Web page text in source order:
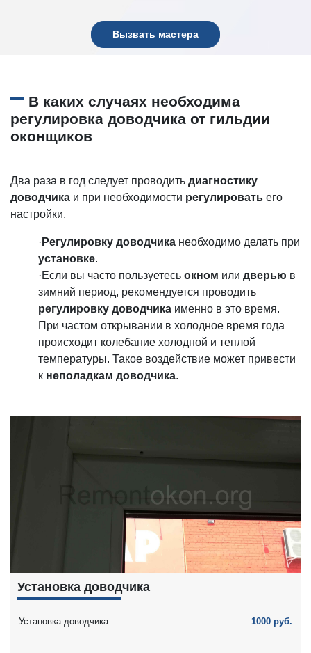
Вызвать мастера
В каких случаях необходима
регулировка доводчика от гильдии
оконщиков
Два раза в год следует проводить диагностику
доводчика и при необходимости регулировать его
настройки.
· Регулировку доводчика необходимо делать при
установке.
·Если вы часто пользуетесь окном или дверью в
зимний период, рекомендуется проводить
регулировку доводчика именно в это время.
При частом открывании в холодное время года
происходит колебание холодной и теплой
температуры. Такое воздействие может привести
к неполадкам доводчика.
Установка доводчика
Установка доводчика 1000 руб.